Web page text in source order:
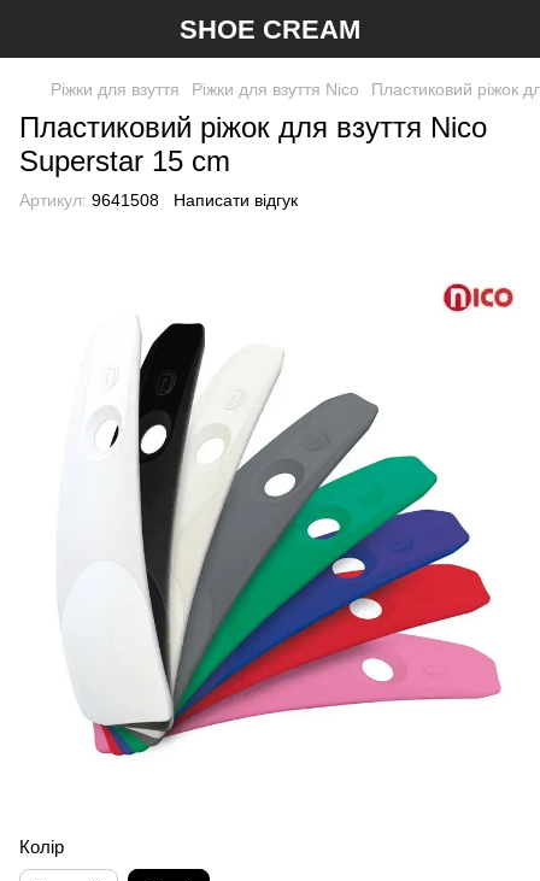
SHOE CREAM
Ріжки для взуття Ріжки для взуття Nico Пластиковий ріжок
Пластиковий ріжок для взуття Nico
Superstar 15 cm
Артикул: 9641508 Написати відгук
Колір